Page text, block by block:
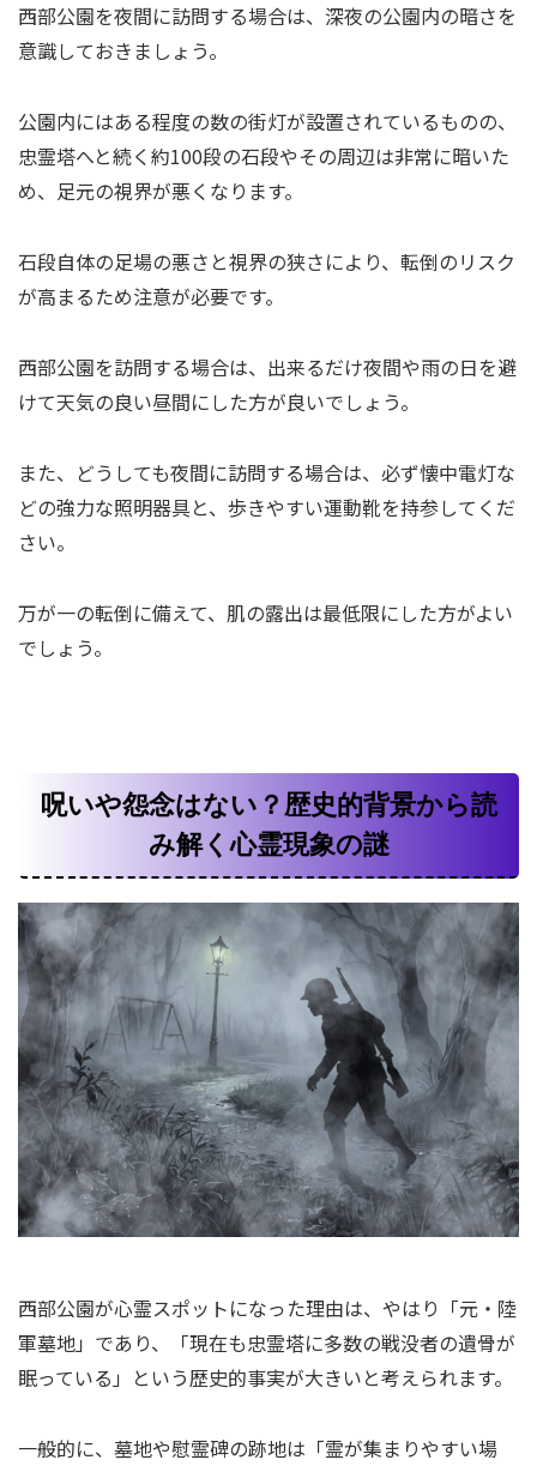
西部公園を夜間に訪問する場合は、深夜の公園内の暗さを
意識しておきましょう。
公園内にはある程度の数の街灯が設置されているものの、
忠霊塔へと続く約100段の石段やその周辺は非常に暗いた
め、足元の視界が悪くなります。
石段自体の足場の悪さと視界の狭さにより、転倒のリスク
が高まるため注意が必要です。
西部公園を訪問する場合は、出来るだけ夜間や雨の日を避
けて天気の良い昼間にした方が良いでしょう。
また、どうしても夜間に訪問する場合は、必ず懐中電灯な
どの強力な照明器具と、歩きやすい運動靴を持参してくだ
さい。
万が一の転倒に備えて、肌の露出は最低限にした方がよい
でしょう。
呪いや怨念はない？歴史的背景から読
み解く心霊現象の謎
西部公園が心霊スポットになった理由は、やはり「元・陸
軍墓地」であり、「現在も忠霊塔に多数の戦没者の遺骨が
眠っている」という歴史的事実が大きいと考えられます。
一般的に、墓地や慰霊碑の跡地は「霊が集まりやすい場